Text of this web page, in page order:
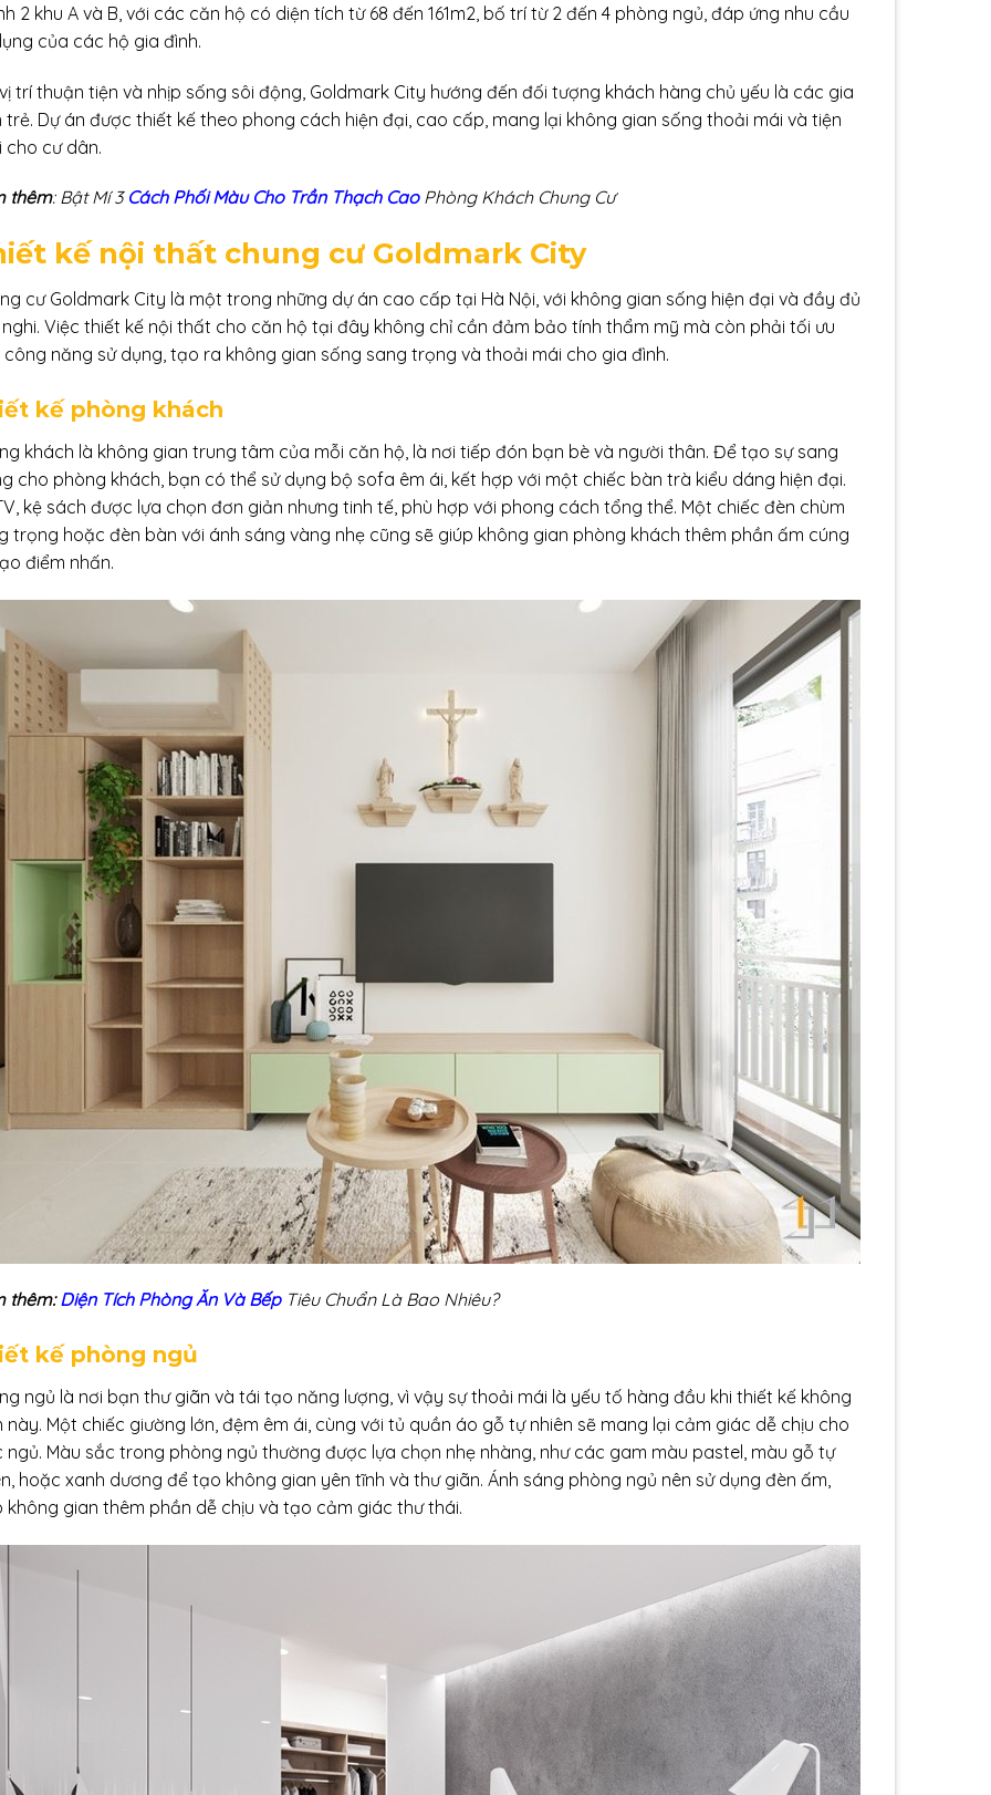
2 khu A và B, với các căn hộ có diện tích từ 68 đến 161m2, bố trí từ 2 đến 4 phòng ngủ, đáp ứng nhu cầu
của các hộ gia đình.
trí thuận tiện và nhịp sống sôi động, Goldmark City hướng đến đối tượng khách hàng chủ yếu là các gia
trẻ. Dự án được thiết kế theo phong cách hiện đại, cao cấp, mang lại không gian sống thoải mái và tiện
cho cư dân.
thêm: Bật Mí 3 Cách Phối Màu Cho Trần Thạch Cao Phòng Khách Chung Cư
kế nội thất chung cư Goldmark City
cư Goldmark City là một trong những dự án cao cấp tại Hà Nội, với không gian sống hiện đại và đầy đủ
Việc thiết kế nội thất cho căn hộ tại đây không chỉ cần đảm bảo tính thẩm mỹ mà còn phải tối ưu
công năng sử dụng, tạo ra không gian sống sang trọng và thoải mái cho gia đình.
kế phòng khách
khách là không gian trung tâm của mỗi căn hộ, là nơi tiếp đón bạn bè và người thân. Để tạo sự sang
cho phòng khách, bạn có thể sử dụng bộ sofa êm ái, kết hợp với một chiếc bàn trà kiểu dáng hiện đại.
kệ sách được lựa chọn đơn giản nhưng tinh tế, phù hợp với phong cách tổng thể. Một chiếc đèn chùm
trọng hoặc đèn bàn với ánh sáng vàng nhẹ cũng sẽ giúp không gian phòng khách thêm phần ấm cúng
điểm nhấn.
thêm:Diện Tích Phòng Ăn Và Bếp Tiêu Chuẩn Là Bao Nhiêu?
kế phòng ngủ
ngủ là nơi bạn thư giãn và tái tạo năng lượng, vì vậy sự thoải mái là yếu tố hàng đầu khi thiết kế không
này. Một chiếc giường lớn, đệm êm ái, cùng với tủ quần áo gỗ tự nhiên sẽ mang lại cảm giác dễ chịu cho
ngủ. Màu sắc trong phòng ngủ thường được lựa chọn nhẹ nhàng, như các gam màu pastel, màu gỗ tự
hoặc xanh dương để tạo không gian yên tĩnh và thư giãn. Ánh sáng phòng ngủ nên sử dụng đèn ấm,
không gian thêm phần dễ chịu và tạo cảm giác thư thái.